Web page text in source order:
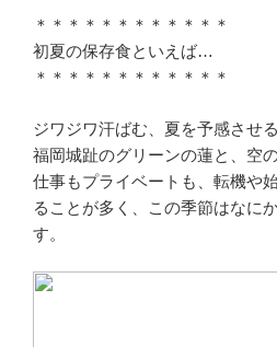
＊＊＊＊＊＊＊＊＊＊＊＊
初夏の保存食といえば…
＊＊＊＊＊＊＊＊＊＊＊＊
ジワジワ汗ばむ、夏を予感させる
福岡城趾のグリーンの蓮と、空
仕事もプライベートも、転機や
ることが多く、この季節はなに
す。